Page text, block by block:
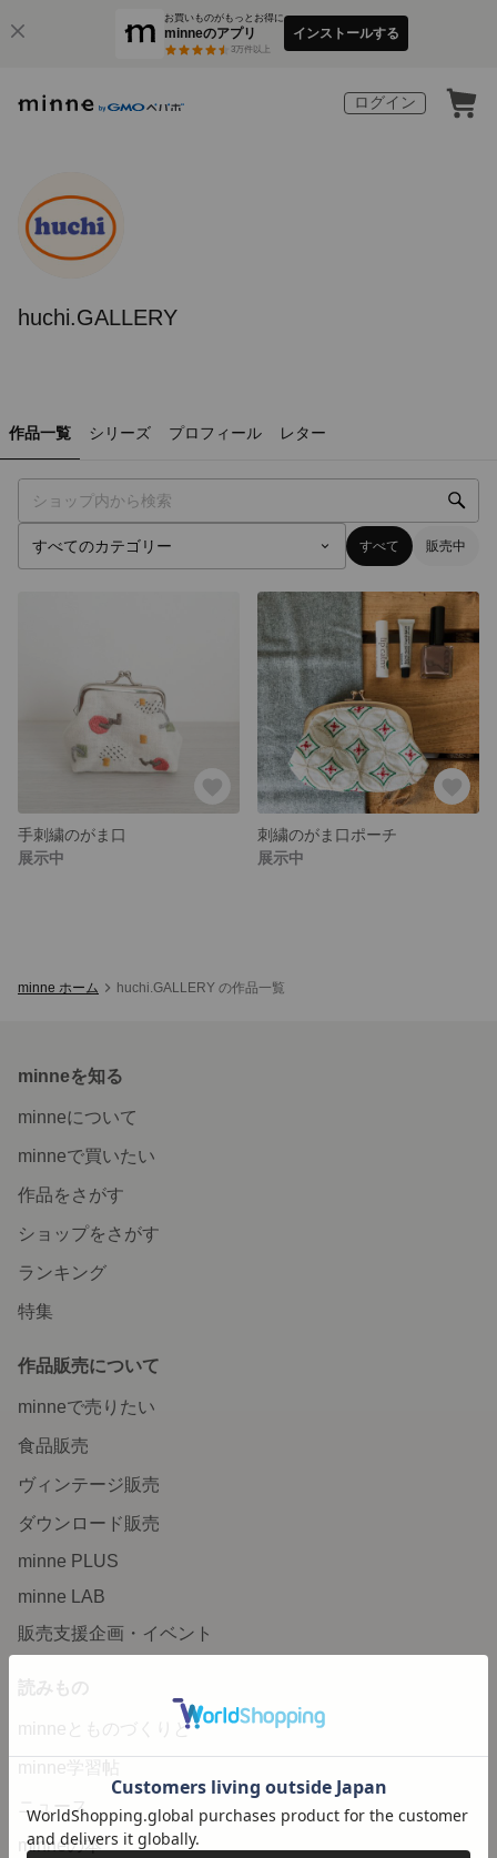
お買いものがもっとお得に
minneのアプリ
3万件以上
インストールする
ログイン
huchi.GALLERY
作品一覧 シリーズ プロフィール レター
すべて 販売中
手刺繍のがま口
展示中
刺繍のがま口ポーチ
展示中
minne ホーム huchi.GALLERY の作品一覧
minneを知る
minneについて
minneで買いたい
作品をさがす
ショップをさがす
ランキング
特集
作品販売について
minneで売りたい
食品販売
ヴィンテージ販売
ダウンロード販売
minne PLUS
minne LAB
販売支援企画・イベント
読みもの
minneとものづくりと
minne学習帖
ニュース
minneの本